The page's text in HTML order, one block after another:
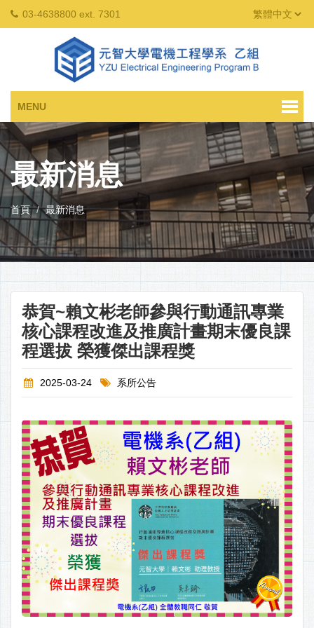
03-4638800 ext. 7301
MENU
最新消息
首頁 最新消息
恭賀~賴文彬老師參與行動通訊專業
核心課程改進及推廣計畫期末優良課
程選拔 榮獲傑出課程獎
2025-03-24 系所公告